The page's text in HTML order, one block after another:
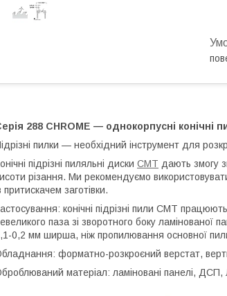
288 CHROME — однокорпусні конічні
пилки — необхідний інструмент для
підрізні пиляльні диски CMT дають змогу
різання. Ми рекомендуємо використовувати
притискачем заготівки.
конічні підрізні пили CMT
паза зі зворотного боку ламінованої
0,2 мм ширша, ніж пропилювання основної
форматно-розкроєний верстат,
матеріал: ламіновані панелі,